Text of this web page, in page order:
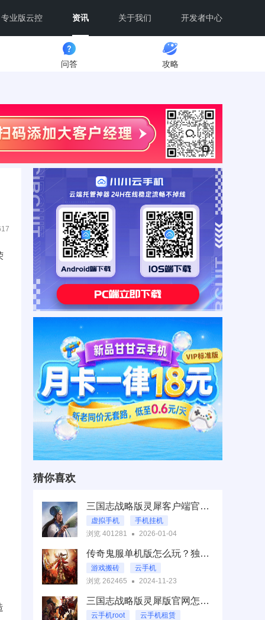
专业版云控 资讯 关于我们 开发者中心
问答 攻略
猜你喜欢
三国志战略版灵犀客户端官网在哪？云手机秒速下载，告别等待！
虚拟手机
手机挂机
手机虚拟机
浏览 401281 2026-01-04
传奇鬼服单机版怎么玩？独家揭秘下载渠道与攻略！
游戏搬砖
云手机
手游托管
浏览 262465 2024-11-23
三国志战略版灵犀版官网怎么登录？云手机登录技巧！
云手机root
云手机租赁